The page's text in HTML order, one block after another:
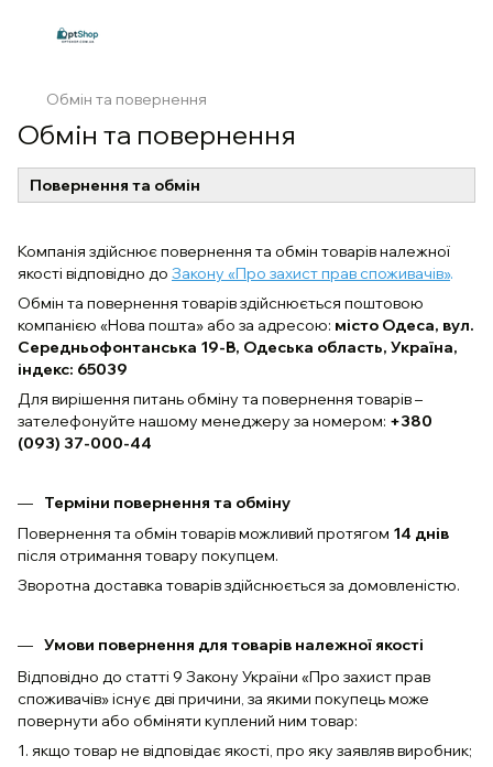
Обмін та повернення
Обмін та повернення
Повернення та обмін
Компанія здійснює повернення та обмін товарів належної
якості відповідно до Закону «Про захист прав споживачів».
Обмін та повернення товарів здійснюється поштовою
компанією «Нова пошта» або за адресою: місто Одеса, вул.
Середньофонтанська 19-В, Одеська область, Україна,
індекс: 65039
Для вирішення питань обміну та повернення товарів –
зателефонуйте нашому менеджеру за номером: +380
(093) 37-000-44
Терміни повернення та обміну
Повернення та обмін товарів можливий протягом 14 днів
після отримання товару покупцем.
Зворотна доставка товарів здійснюється за домовленістю.
Умови повернення для товарів належної якості
Відповідно до статті 9 Закону України «Про захист прав
споживачів» існує дві причини, за якими покупець може
повернути або обміняти куплений ним товар:
1. якщо товар не відповідає якості, про яку заявляв виробник;